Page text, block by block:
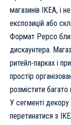
магазинів IKEA, і
експозицій або
Формат Pepco
дискаунтера.
ритейл-парках і
простір
розмістити багато
У сегменті
перетинатися з